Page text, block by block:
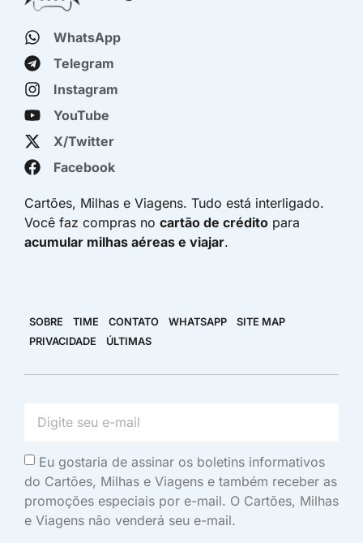
WhatsApp
Telegram
Instagram
YouTube
X/Twitter
Facebook
Cartões, Milhas e Viagens. Tudo está interligado.
Você faz compras no cartão de crédito para
acumular milhas aéreas e viajar.
SOBRE TIME CONTATO WHATSAPP
SITE MAP
PRIVACIDADE
ÚLTIMAS
Eu gostaria de assinar os boletins informativos
do Cartões, Milhas e Viagens e também receber as
promoções especiais por e-mail. O Cartões, Milhas
e Viagens não venderá seu e-mail.